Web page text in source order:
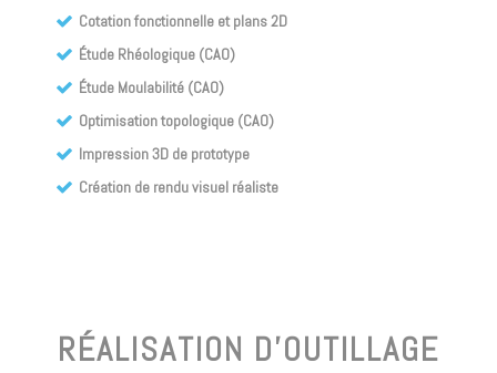
Cotation fonctionnelle et plans 2D
Étude Rhéologique (CAO)
Étude Moulabilité (CAO)
Optimisation topologique (CAO)
Impression 3D de prototype
Création de rendu visuel réaliste
RÉALISATION D’OUTILLAGE